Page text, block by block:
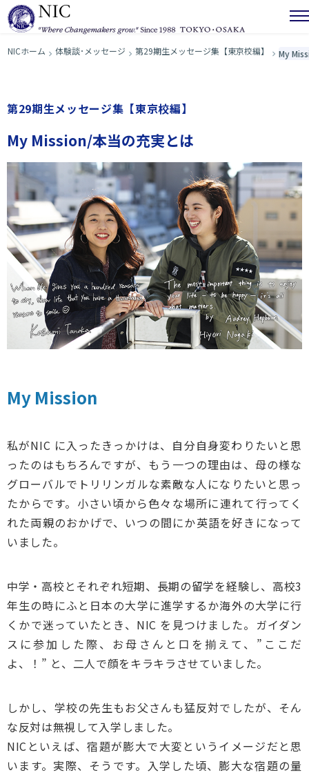
NICホーム 体験談･メッセージ 第29期生メッセージ集【東京校編】 My
第29期生メッセージ集【東京校編】
My Mission/本当の充実とは
My Mission
私がNIC に入ったきっかけは、自分自身変わりたいと思
ったのはもちろんですが、もう一つの理由は、母の様な
グローバルでトリリンガルな素敵な人になりたいと思っ
たからです。小さい頃から色々な場所に連れて行ってく
れた両親のおかげで、いつの間にか英語を好きになって
いました。
中学・高校とそれぞれ短期、長期の留学を経験し、高校3
年生の時にふと日本の大学に進学するか海外の大学に行
くかで迷っていたとき、NIC を見つけました。ガイダン
スに参加した際、お母さんと口を揃えて、”ここだ
よ、！” と、二人で顔をキラキラさせていました。
しかし、学校の先生もお父さんも猛反対でしたが、そん
な反対は無視して入学しました。
NICといえば、宿題が膨大で大変というイメージだと思
います。実際、そうです。入学した頃、膨大な宿題の量